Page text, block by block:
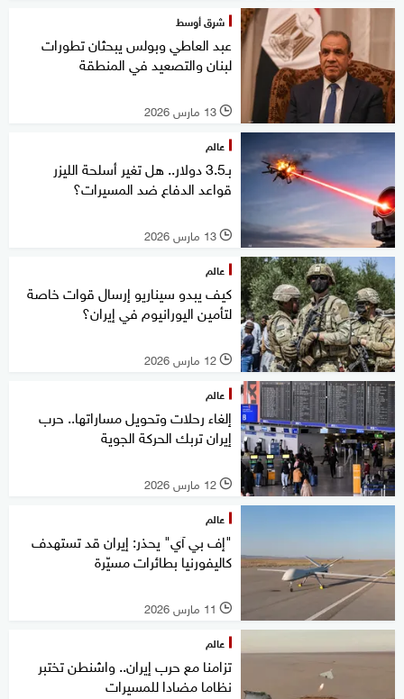
شرق أوسط
عبد العاطي وبولس يبحثان تطورات
لبنان والتصعيد في المنطقة
l 13 مارس 2026
عالم
بـ3.5 دولار.. هل تغير أسلحة الليزر
قواعد الدفاع ضد المسيرات؟
l 13 مارس 2026
عالم
كيف يبدو سيناريو إرسال قوات خاصة
لتأمين اليورانيوم في إيران؟
l 12 مارس 2026
عالم
إلغاء رحلات وتحويل مساراتها.. حرب
إيران تربك الحركة الجوية
l 12 مارس 2026
عالم
"إف بي آي" يحذر: إيران قد تستهدف
كاليفورنيا بطائرات مسيّرة
l 11 مارس 2026
عالم
تزامنا مع حرب إيران.. واشنطن تختبر
نظاما مضادا للمسيرات